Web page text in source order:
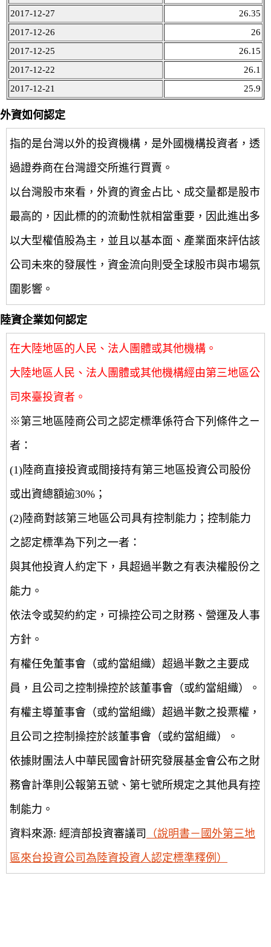
2017-12-27
26.35
2017-12-26
26
2017-12-25
26.15
2017-12-22
26.1
2017-12-21
25.9
外資如何認定
指的是台灣以外的投資機構，是外國機構投資者，透
過證券商在台灣證交所進行買賣。
以台灣股市來看，外資的資金占比、成交量都是股市
最高的，因此標的的流動性就相當重要，因此進出多
以大型權值股為主，並且以基本面、產業面來評估該
公司未來的發展性，資金流向則受全球股市與市場氛
圍影響。
陸資企業如何認定
在大陸地區的人民、法人團體或其他機構。
大陸地區人民、法人團體或其他機構經由第三地區公
司來臺投資者。
※第三地區陸商公司之認定標準係符合下列條件之ㄧ
者：
(1)陸商直接投資或間接持有第三地區投資公司股份
或出資總額逾30%；
(2)陸商對該第三地區公司具有控制能力；控制能力
之認定標準為下列之一者：
與其他投資人約定下，具超過半數之有表決權股份之
能力。
依法令或契約約定，可操控公司之財務、營運及人事
方針。
有權任免董事會（或約當組織）超過半數之主要成
員，且公司之控制操控於該董事會（或約當組織）。
有權主導董事會（或約當組織）超過半數之投票權，
且公司之控制操控於該董事會（或約當組織）。
依據財團法人中華民國會計研究發展基金會公布之財
務會計準則公報第五號、第七號所規定之其他具有控
制能力。
資料來源: 經濟部投資審議司
（說明書－國外第三地
區來台投資公司為陸資投資人認定標準釋例）